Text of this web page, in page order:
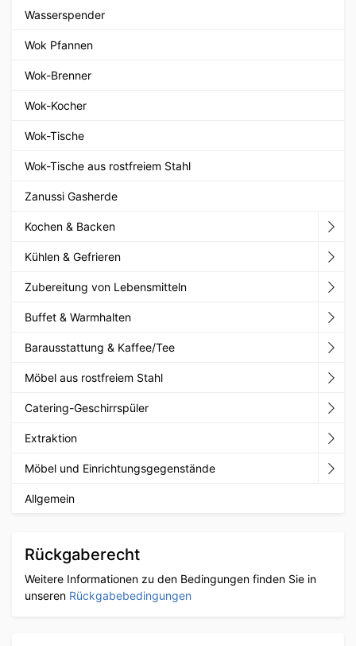
Wasserspender
Wok Pfannen
Wok-Brenner
Wok-Kocher
Wok-Tische
Wok-Tische aus rostfreiem Stahl
Zanussi Gasherde
Kochen & Backen
Kühlen & Gefrieren
Zubereitung von Lebensmitteln
Buffet & Warmhalten
Barausstattung & Kaffee/Tee
Möbel aus rostfreiem Stahl
Catering-Geschirrspüler
Extraktion
Möbel und Einrichtungsgegenstände
Allgemein
Rückgaberecht
Weitere Informationen zu den Bedingungen finden Sie in
unseren Rückgabebedingungen